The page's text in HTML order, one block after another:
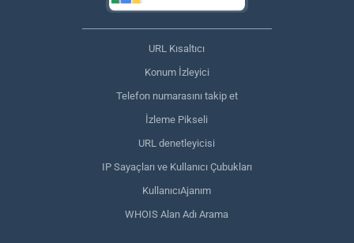
URL Kısaltıcı
Konum İzleyici
Telefon numarasını takip et
İzleme Pikseli
URL denetleyicisi
IP Sayaçları ve Kullanıcı Çubukları
KullanıcıAjanım
WHOIS Alan Adı Arama